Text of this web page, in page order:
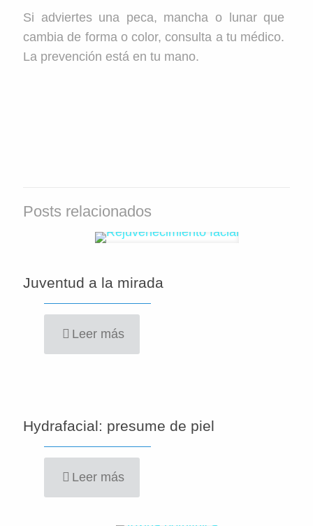
Si adviertes una peca, mancha o lunar que
cambia de forma o color, consulta a tu médico.
La prevención está en tu mano.
Posts relacionados
Juventud a la mirada
Leer más
Hydrafacial: presume de piel
Leer más